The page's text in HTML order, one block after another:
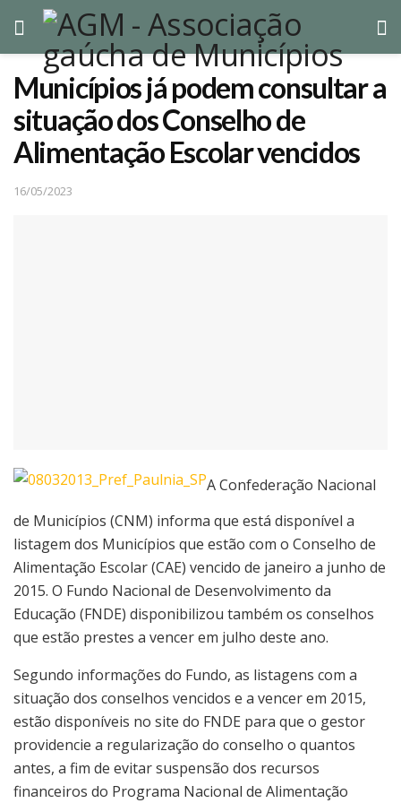
Municípios já podem consultar a
situação dos Conselho de
Alimentação Escolar vencidos
16/05/2023
A Confederação Nacional
de Municípios (CNM) informa que está disponível a
listagem dos Municípios que estão com o Conselho de
Alimentação Escolar (CAE) vencido de janeiro a junho de
2015. O Fundo Nacional de Desenvolvimento da
Educação (FNDE) disponibilizou também os conselhos
que estão prestes a vencer em julho deste ano.
Segundo informações do Fundo, as listagens com a
situação dos conselhos vencidos e a vencer em 2015,
estão disponíveis no site do FNDE para que o gestor
providencie a regularização do conselho o quantos
antes, a fim de evitar suspensão dos recursos
financeiros do Programa Nacional de Alimentação